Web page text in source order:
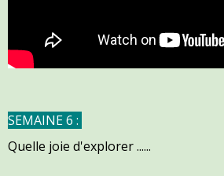
SEMAINE 6 :
Quelle joie d'explorer ......